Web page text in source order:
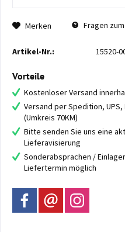
Merken Fragen
Artikel-Nr.: 15520-
Vorteile
Kostenloser Versand
Versand per Spedition, UPS,
(Umkreis 70KM)
Bitte senden Sie uns eine
Lieferavisierung
Sonderabsprachen /
Liefertermin möglich